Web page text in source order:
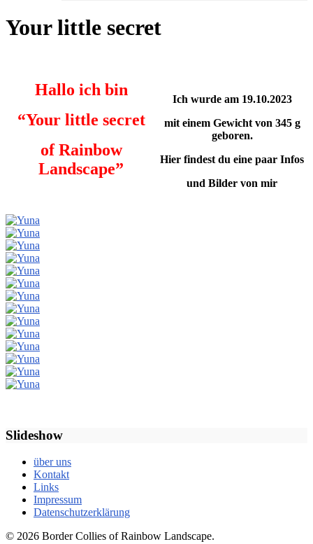
Your little secret
Hallo ich bin
“Your little secret
of Rainbow
Landscape”
Ich wurde am 19.10.2023
mit einem Gewicht von 345 g
geboren.
Hier findest du eine paar Infos
und Bilder von mir
Slideshow
über uns
Kontakt
Links
Impressum
Datenschutzerklärung
© 2026 Border Collies of Rainbow Landscape.